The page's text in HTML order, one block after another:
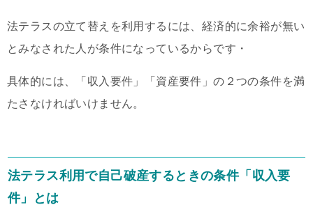
法テラスの立て替えを利用するには、経済的に余裕が無い
とみなされた人が条件になっているからです・
具体的には、「収入要件」「資産要件」の２つの条件を満
たさなければいけません。
法テラス利用で自己破産するときの条件「収入要
件」とは